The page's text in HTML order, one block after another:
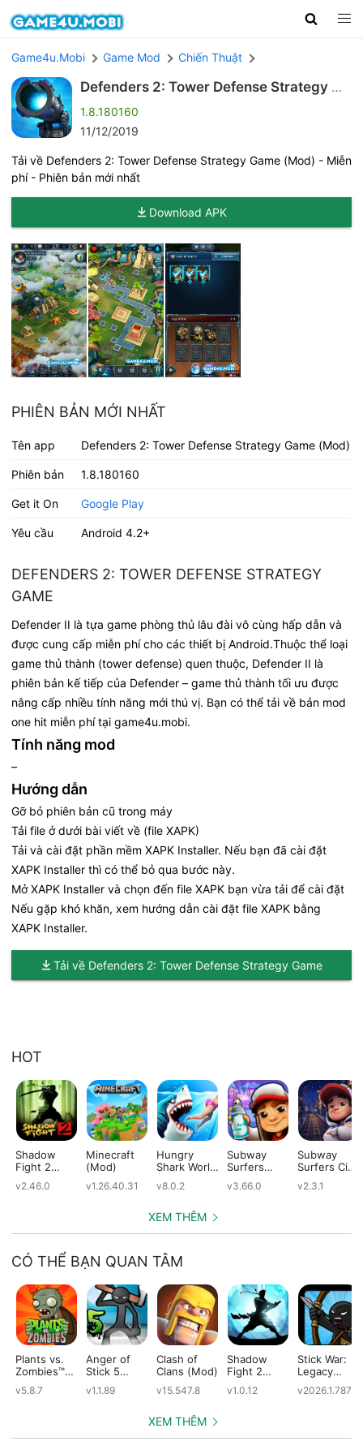
Game4u.Mobi Game Mod Chiến Thuật
Defenders 2: Tower Defense Strategy Ga
1.8.180160
11/12/2019
Tải về Defenders 2: Tower Defense Strategy Game (Mod) - Miễn
phí - Phiên bản mới nhất
Download APK
PHIÊN BẢN MỚI NHẤT
Tên app Defenders 2: Tower Defense Strategy Game (Mod)
Phiên bản 1.8.180160
Get it On Google Play
Yêu cầu Android 4.2+
DEFENDERS 2: TOWER DEFENSE STRATEGY
GAME
Defender II là tựa game phòng thủ lâu đài vô cùng hấp dẫn và
được cung cấp miễn phí cho các thiết bị Android.Thuộc thể loại
game thủ thành (tower defense) quen thuộc, Defender II là
phiên bản kế tiếp của Defender – game thủ thành tối ưu được
nâng cấp nhiều tính năng mới thú vị. Bạn có thể tải về bản mod
one hit miễn phí tại game4u.mobi.
Tính năng mod
–
Hướng dẫn
Gỡ bỏ phiên bản cũ trong máy
Tải file ở dưới bài viết về (file XAPK)
Tải và cài đặt phần mềm XAPK Installer. Nếu bạn đã cài đặt
XAPK Installer thì có thể bỏ qua bước này.
Mở XAPK Installer và chọn đến file XAPK bạn vừa tải để cài đặt
Nếu gặp khó khăn, xem hướng dẫn cài đặt file XAPK bằng
XAPK Installer.
Tải về Defenders 2: Tower Defense Strategy Game
HOT
Shadow
Fight 2
v2.46.0
Minecraft
(Mod)
v1.26.40.31
Hungry
Shark World
v8.0.2
Subway
Surfers
v3.66.0
Subway
Surfers City
v2.3.1
XEM THÊM
CÓ THỂ BẠN QUAN TÂM
Plants vs.
Zombies™
v5.8.7
Anger of
Stick 5
v1.1.89
Clash of
Clans (Mod)
v15.547.8
Shadow
Fight 2
Edition
v1.0.12
Stick War:
Legacy
v2026.1.787
XEM THÊM